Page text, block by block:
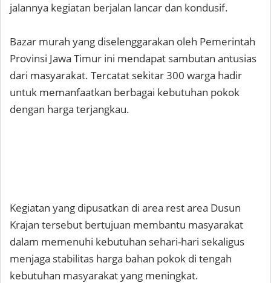
jalannya kegiatan berjalan lancar dan kondusif.
Bazar murah yang diselenggarakan oleh Pemerintah
Provinsi Jawa Timur ini mendapat sambutan antusias
dari masyarakat. Tercatat sekitar 300 warga hadir
untuk memanfaatkan berbagai kebutuhan pokok
dengan harga terjangkau.
Kegiatan yang dipusatkan di area rest area Dusun
Krajan tersebut bertujuan membantu masyarakat
dalam memenuhi kebutuhan sehari-hari sekaligus
menjaga stabilitas harga bahan pokok di tengah
kebutuhan masyarakat yang meningkat.